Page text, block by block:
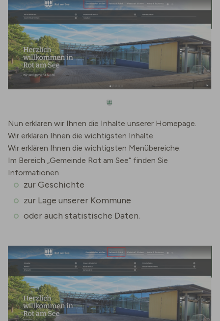
Nun erklären wir Ihnen die Inhalte unserer Homepage.
Wir erklären Ihnen die wichtigsten Inhalte.
Wir erklären Ihnen die wichtigsten Menübereiche.
Im Bereich „Gemeinde Rot am See“ finden Sie
Informationen
zur Geschichte
zur Lage unserer Kommune
oder auch statistische Daten.